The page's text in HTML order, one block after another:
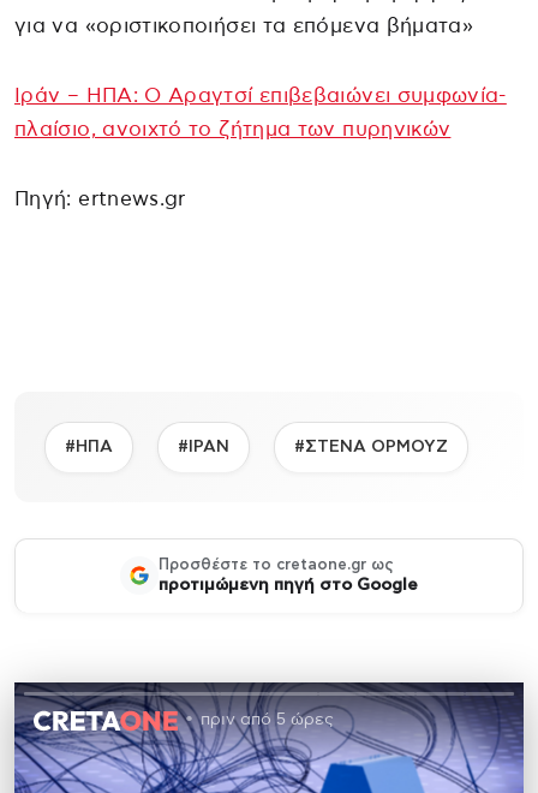
για να «οριστικοποιήσει τα επόμενα βήματα»
Ιράν – ΗΠΑ: Ο Αραγτσί επιβεβαιώνει συμφωνία-
πλαίσιο, ανοιχτό το ζήτημα των πυρηνικών
Πηγή: ertnews.gr
#ΗΠΑ #ΙΡΑΝ #ΣΤΕΝΑ ΟΡΜΟΥΖ
Προσθέστε το cretaone.gr ως
προτιμώμενη πηγή στο Google
πριν από 5 ώρες